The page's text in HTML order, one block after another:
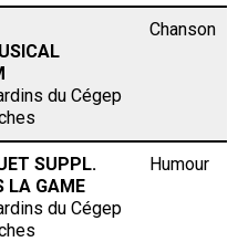
du Cégep
Chanson
SUPPL.
LA GAME
du Cégep
Humour